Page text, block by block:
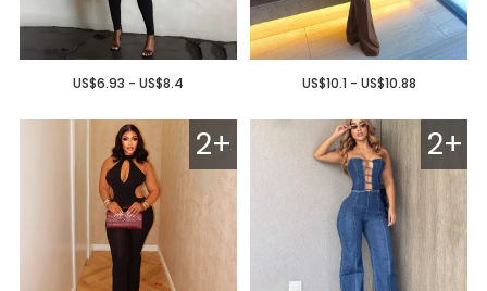
US$6.93 - US$8.4 US$10.1 - US$10.88
2+ 2+